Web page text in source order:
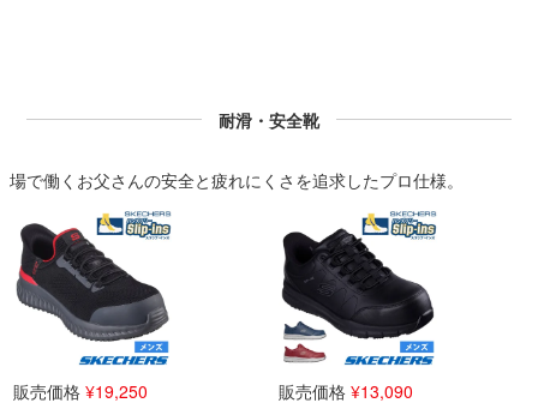
耐滑・安全靴
場で働くお父さんの安全と疲れにくさを追求したプロ仕様。
販売価格 ¥19,250
販売価格 ¥13,090